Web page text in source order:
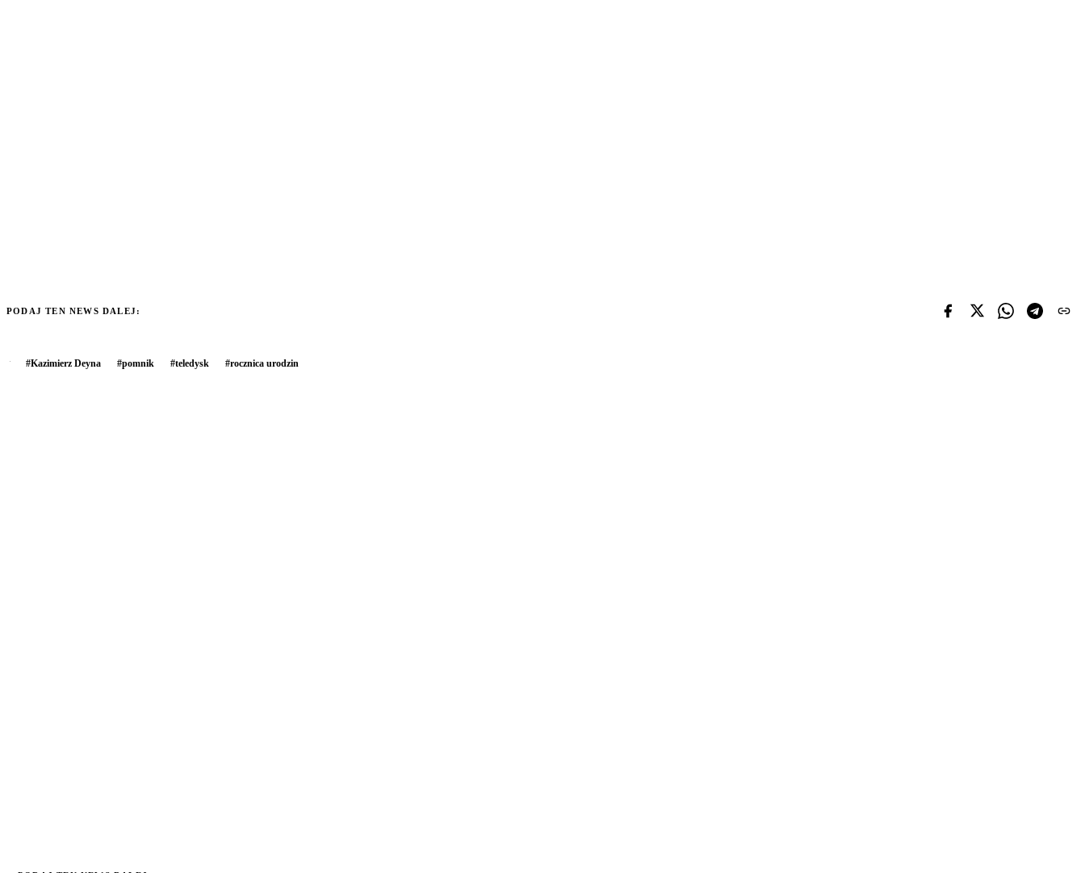
PODAJ TEN NEWS DALEJ:
#Kazimierz Deyna #pomnik #teledysk #rocznica urodzin